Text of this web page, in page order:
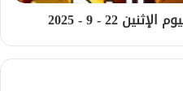
22 - 9 - 2025